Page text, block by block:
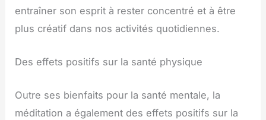
entraîner son esprit à rester concentré et à être
plus créatif dans nos activités quotidiennes.
Des effets positifs sur la santé physique
Outre ses bienfaits pour la santé mentale, la
méditation a également des effets positifs sur la